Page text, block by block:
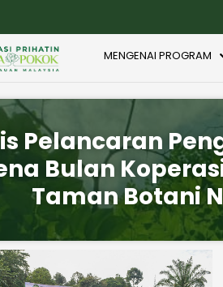
MENGENAI PROGRAM
Pelancaran
Bulan
Taman Botani